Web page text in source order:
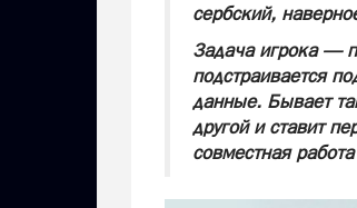
сербский,
Задача игрока —
подстраивается
данные. Бывает
другой и ставит
совместная